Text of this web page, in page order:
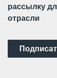
рассылку
отрасли